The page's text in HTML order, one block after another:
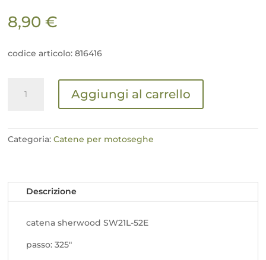
8,90€
codice articolo: 816416
sherwood
quantità
Aggiungi al carrello
Categoria:Catene per motoseghe
Descrizione
catena sherwood SW21L-52E
passo: 325"